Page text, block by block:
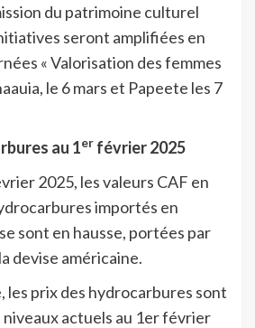
du patrimoine culturel
seront amplifiées en
« Valorisation des femmes
le 6 mars et Papeete les 7
au 1er février 2025
2025, les valeurs CAF en
importés en
sont en hausse, portées par
devise américaine.
les prix des hydrocarbures sont
niveaux actuels au 1er février